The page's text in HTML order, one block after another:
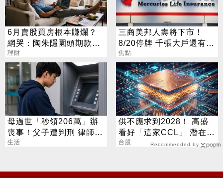
6月賣股買房根本賺爛？
網哭：陶朱隱園頭期款已
賠光
理財
三商美邦人壽將下市！
8/20停牌 千張大戶還有
252人
焦點
母過世「秒領206萬」辦
喪事！父子遭判刑 律師：
搶錢先下手是罪
生活
供不應求到2028！ 高盛
看好「這家CCL」 潛在漲
幅171%
台股 Recommended by